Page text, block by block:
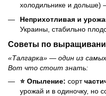
холодильнике и дольше)
Неприхотливая и
Украины, стабильно
Советы по
«Талгарка» — один из
Вот что стоит знать:
⭐ Опыление: сорт
урожай и в одиночку, но